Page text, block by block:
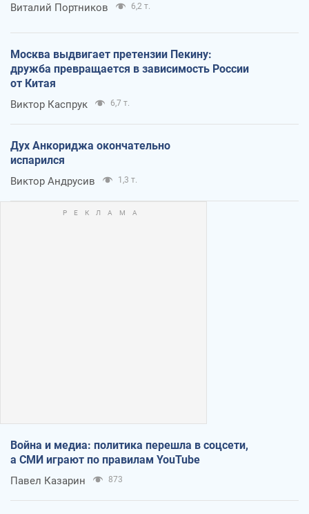
Виталий Портников 6,2 т.
Москва выдвигает претензии Пекину:
дружба превращается в зависимость России
от Китая
Виктор Каспрук 6,7 т.
Дух Анкориджа окончательно
испарился
Виктор Андрусив 1,3 т.
Война и медиа: политика перешла в соцсети,
а СМИ играют по правилам YouTube
Павел Казарин 873